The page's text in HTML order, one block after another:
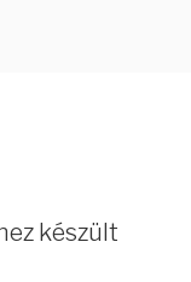
készült